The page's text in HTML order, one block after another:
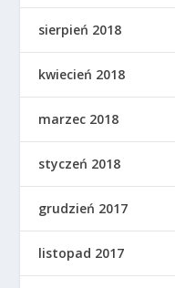
sierpień 2018
kwiecień 2018
marzec 2018
styczeń 2018
grudzień 2017
listopad 2017